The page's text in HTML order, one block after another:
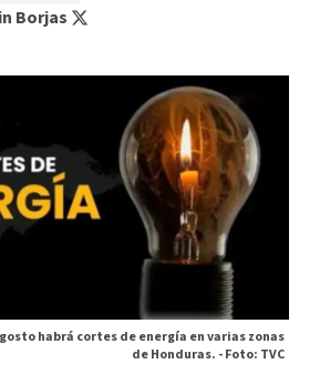
Borjas
habrá cortes de energía en varias zonas
de Honduras. -Foto: TVC